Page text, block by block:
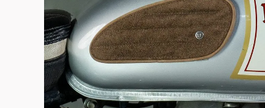
Guide
ご利用ガイド
よくある質問
お問合せ